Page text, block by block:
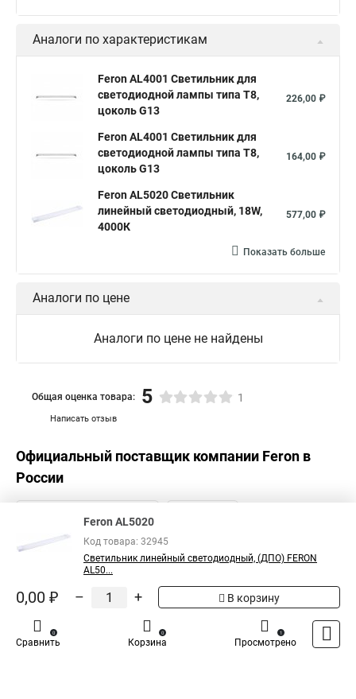
Аналоги по характеристикам
Feron AL4001 Светильник для
светодиодной лампы типа Т8,
цоколь G13
226,00 ₽
Feron AL4001 Светильник для
светодиодной лампы типа Т8,
цоколь G13
164,00 ₽
Feron AL5020 Светильник
линейный светодиодный, 18W,
4000К
577,00 ₽
Показать больше
Аналоги по цене
Аналоги по цене не найдены
Написать отзыв
Общая оценка товара: 5 1
Официальный поставщик компании Feron в
России
Feron AL5020
Код товара: 32945
Светильник линейный светодиодный, (ДПО) FERON
AL50...
0,00 ₽ – + В корзину
Сравнить
0
Корзина
0
Просмотрено
1